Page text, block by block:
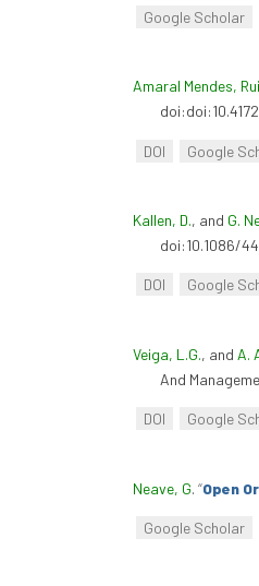
Google Scholar
Amaral Mendes, Rui
DOI Google
Kallen, D., and G.
doi:10.1086/
DOI Google
Veiga, L.G., and A.
And
DOI Google
Neave, G. “Open
Google Scholar